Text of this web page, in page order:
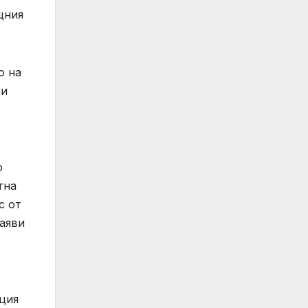
на
от